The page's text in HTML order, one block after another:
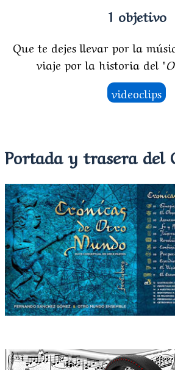
1 objetivo
Que te dejes llevar por la
viaje por la historia del "
videoclips
Portada y trasera del